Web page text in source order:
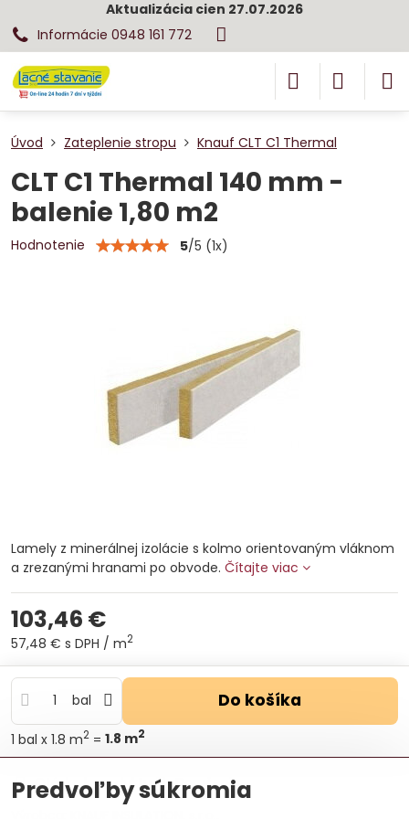
Aktualizácia cien 27.07.2026
Informácie 0948 161 772
Úvod Zateplenie stropu Knauf CLT C1 Thermal
CLT C1 Thermal 140 mm -
balenie 1,80 m2
Hodnotenie 5/5 (1x)
Lamely z minerálnej izolácie s kolmo orientovaným vláknom
a zrezanými hranami po obvode. Čítajte viac
103,46 €
57,48 € s DPH / m2
bal Do košíka
1 bal x 1.8 m2 = 1.8 m2
Otázka k produktu
Doručenia
Predvoľby súkromia